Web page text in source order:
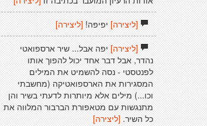
[ליצירה]יפיפה! [ליצירה]
[ליצירה]יפה אבל... שיר ארספואטי
נהדר, אבל דבר אחד יכול להפוך אותו
לפנטסטי - נסה להשמיט את המילים
המסגירות את הארספואטיקה (מחשבתי
וכו...) מילים אלא מיותרות לדעתי בשיר והן
מתנגשות עם מטאפורת הברבור המלווה את
כל השיר.[ליצירה]